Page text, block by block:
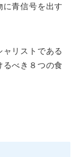
に青信号を出す
リストである
るべき８つの食